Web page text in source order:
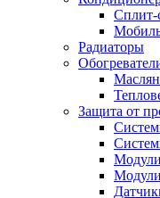
Сплит-
Радиаторы
Защита от